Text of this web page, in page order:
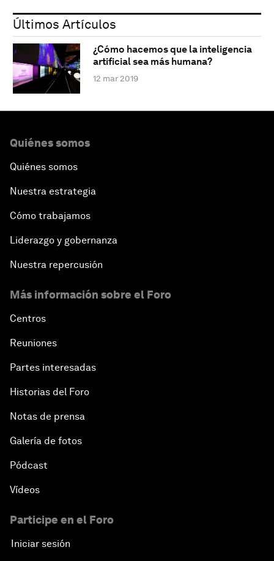
Últimos Artículos
¿Cómo hacemos que la inteligencia
artificial sea más humana?
12 mar 2019
Quiénes somos
Quiénes somos
Nuestra estrategia
Cómo trabajamos
Liderazgo y gobernanza
Nuestra repercusión
Más información sobre el Foro
Centros
Reuniones
Partes interesadas
Historias del Foro
Notas de prensa
Galería de fotos
Pódcast
Vídeos
Participe en el Foro
Iniciar sesión